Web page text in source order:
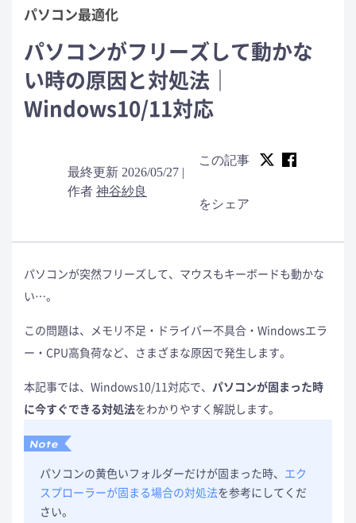
パソコン最適化
パソコンがフリーズして動かな
い時の原因と対処法｜
Windows10/11対応
最終更新 2026/05/27 |
作者 神谷紗良
この記事
をシェア
パソコンが突然フリーズして、マウスもキーボードも動かな
い…。
この問題は、メモリ不足・ドライバー不具合・Windowsエラ
ー・CPU高負荷など、さまざまな原因で発生します。
本記事では、Windows10/11対応で、 パソコンが固まった時
に今すぐできる対処法をわかりやすく解説します。
パソコンの黄色いフォルダーだけが固まった時、 エク
スプローラーが固まる場合の対処法を参考にしてくだ
さい。